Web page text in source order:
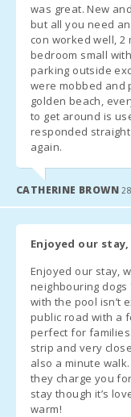
Dormitorio
con dos
camas
individuales
(90X200):
Dormitorio
con cama
matrimonio
(150X200):
Nº de
personas:
la agencia de
vuelo / barco en su
- Una vez llegado al
y diríjanse
previamente
- En breve la oficina
Usted para
- Llegada fuera del
restante, en el caso
siguiente a la agencia
b) En el caso que no
llegada fuera de
penalización por
llegada.
- Registrarse después
- Si es posible una
was great. New
but all you need
con worked well,
bedroom small
parking outside
were mobbed and
golden beach,
to get around is
responded
again.
CATHERINE BROWN
Enjoyed our
Enjoyed our stay,
neighbouring dogs
with the pool isn’t
public road with a
perfect for
strip and very
also a minute
they charge you
stay though it’s
warm!